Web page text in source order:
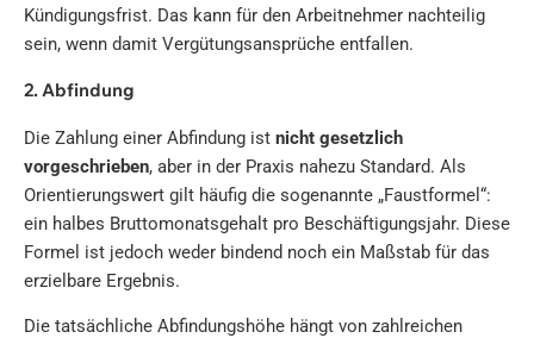
Kündigungsfrist. Das kann für den Arbeitnehmer nachteilig
sein, wenn damit Vergütungsansprüche entfallen.
2. Abfindung
Die Zahlung einer Abfindung ist nicht gesetzlich
vorgeschrieben, aber in der Praxis nahezu Standard. Als
Orientierungswert gilt häufig die sogenannte „Faustformel“:
ein halbes Bruttomonatsgehalt pro Beschäftigungsjahr. Diese
Formel ist jedoch weder bindend noch ein Maßstab für das
erzielbare Ergebnis.
Die tatsächliche Abfindungshöhe hängt von zahlreichen